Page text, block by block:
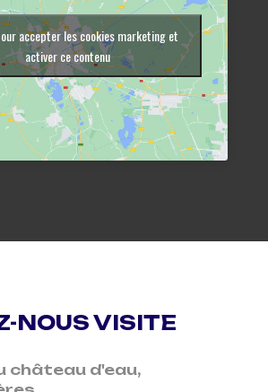
accepter les cookies marketing et
activer ce contenu
NOUS VISITE
château d'eau,